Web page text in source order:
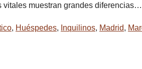
vitales muestran grandes diferencias…
, Huéspedes, Inquilinos, Madrid,